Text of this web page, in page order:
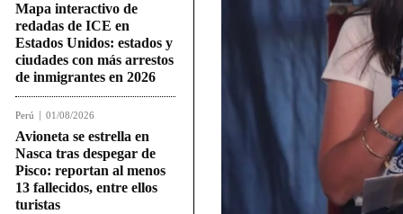
Mapa interactivo de
redadas de ICE en
Estados Unidos: estados y
ciudades con más arrestos
de inmigrantes en 2026
Perú 01/08/2026
Avioneta se estrella en
Nasca tras despegar de
Pisco: reportan al menos
13 fallecidos, entre ellos
turistas